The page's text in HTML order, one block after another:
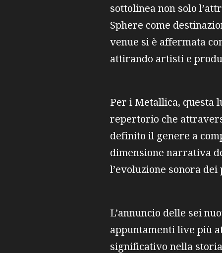
sottolinea non solo
Sphere come
venue si è affermata
attirando artisti e
Per i Metallica, questa
repertorio che
definito il genere a
dimensione narrativa
l’evoluzione sonora
L’annuncio delle sei
appuntamenti live più
significativo nella